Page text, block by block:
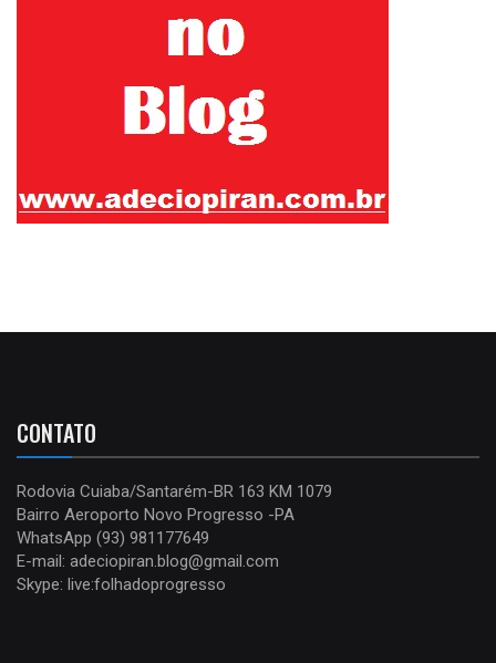
CONTATO
Rodovia Cuiaba/Santarém-BR 163 KM 1079
Bairro Aeroporto Novo Progresso -PA
WhatsApp (93) 981177649
E-mail: adeciopiran.blog@gmail.com
Skype: live:folhadoprogresso